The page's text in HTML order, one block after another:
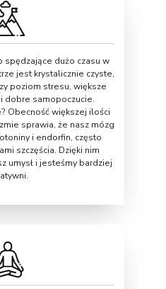
spędzające dużo czasu w
jest krystalicznie czyste,
poziom stresu, większe
dobre samopoczucie.
Obecność większej ilości
sprawia, że nasz mózg
i endorfin, często
szczęścia. Dzięki nim
umysł i jesteśmy bardziej